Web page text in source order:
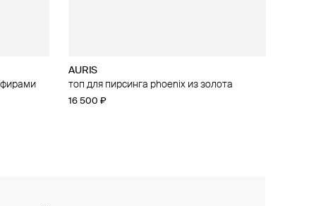
AURIS
топ для пирсинга phoenix из золота
16 500 ₽
из